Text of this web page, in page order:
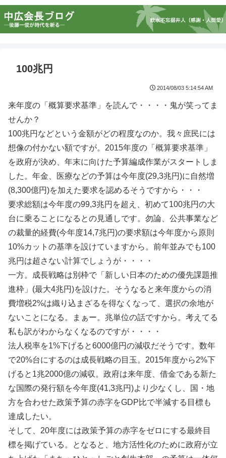
100兆円
2014/08/03 5:14:54 AM
来年度の「概算要求基準」を読んで・・・・鬼が笑ってま
せんか？
100兆円などという金額がどの程度なのか。我々庶民には
想像の付かない額ですが。2015年度の「概算要求基準」
を政府が決め、年末に向けた予算編成作業がスタートしま
した。年金、医療などの予算は今年度(29,3兆円)に自然増
(8,300億円)を加えた要求を認めるそうですから・・・
要求総額は今年度の99,3兆円を超え、初めて100兆円の大
台に乗ることになるとの見通しです。勿論、公共事業など
の裁量的経費(今年度14,7兆円)の要求額は今年度から原則
10%カットの基準を設けていますから。前年並みでも100
兆円は超さない計算でしょうが・・・・
一方。成長戦略は別枠で「新しい日本のための優先課題推
進枠」(最大4兆円)を設けた。そうなると来年度からの消
費増税2%は織り込まざるを得なくなって、選択の余地が
ないことになる。まぁー。兆単位の話ですから。考えてる
私も訳がわからなくなるのですが・・・・
法人税率を1%下げると6000億円の減収だそうです。数年
で20%台にするのは成長戦略の目玉。2015年度から2%下
げると1兆2000億の減収。政府は来年度、借金である新た
な国際の発行額を今年度(41,3兆円)より少なくし、国・地
方を合わせた政策予算の赤字をGDP比で半減する目標も
達成したい。
そして、20年度には政策予算の赤字をゼロにする最終目
標を掲げている。となると、地方活性化のために政府が立